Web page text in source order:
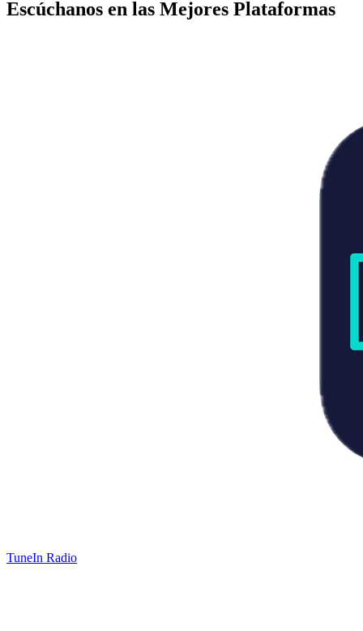
Escúchanos en las Mejores Plataformas
TuneIn Radio